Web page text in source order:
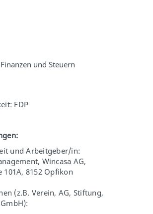
und Steuern
FDP
und Arbeitgeber/in:
Wincasa AG,
101A, 8152 Opfikon
(z.B. Verein, AG, Stiftung,